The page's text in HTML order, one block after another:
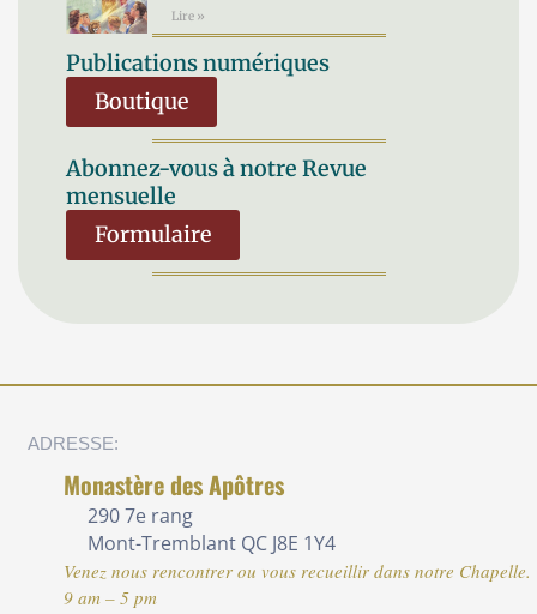
Lire »
Publications numériques
Boutique
Abonnez-vous à notre Revue
mensuelle
Formulaire
ADRESSE:
Monastère des Apôtres
290 7e rang
Mont-Tremblant QC J8E 1Y4
Venez nous rencontrer ou vous recueillir dans notre Chapelle.
9 am – 5 pm